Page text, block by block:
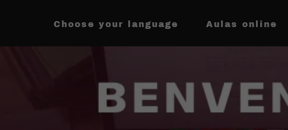
Choose your language Aulas online